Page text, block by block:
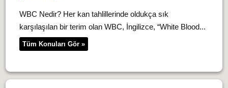
WBC Nedir? Her kan tahlillerinde oldukça sık
karşılaşılan bir terim olan WBC, İngilizce, “White Blood...
Tüm Konuları Gör »